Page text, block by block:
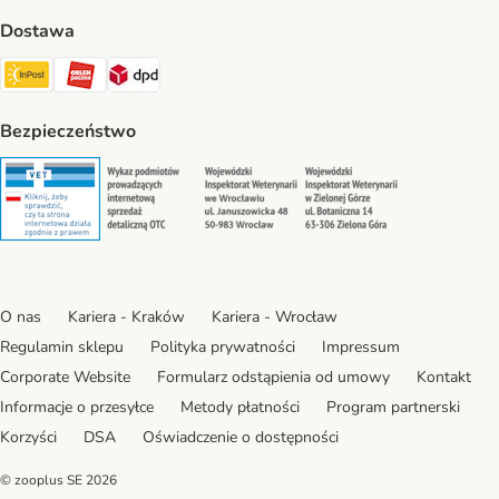
Dostawa
Paczkomat® Shipping Method
ORLEN Paczka Shipping Method
DPD Shipping Method
Bezpieczeństwo
Security Security Security
O nas Kariera - Kraków
Kariera - Wrocław
Regulamin sklepu
Polityka prywatności
Impressum
Corporate Website
Formularz odstąpienia od umowy
Kontakt
Informacje o przesyłce
Metody płatności
Program partnerski
Korzyści
DSA Oświadczenie o dostępności
© zooplus SE 2026